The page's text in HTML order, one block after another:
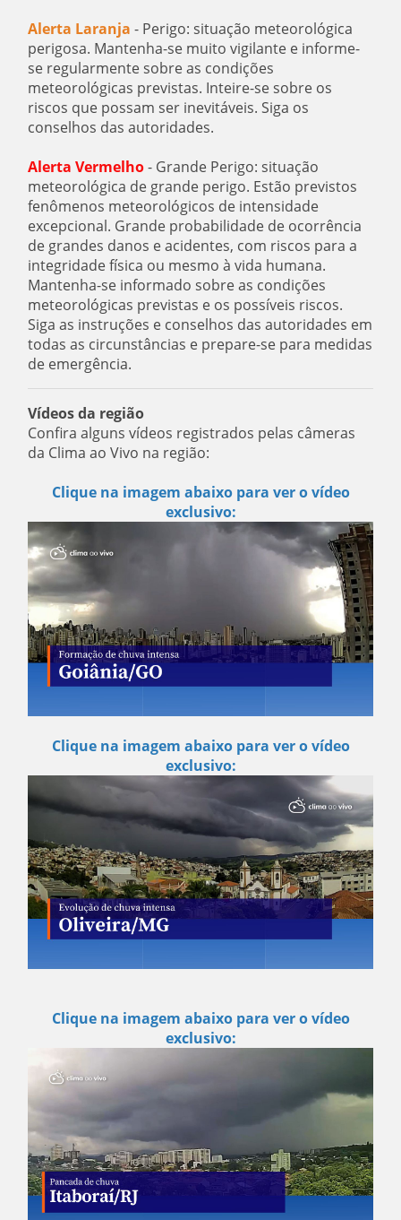
Alerta Laranja - Perigo: situação meteorológica
perigosa. Mantenha-se muito vigilante e informe-
se regularmente sobre as condições
meteorológicas previstas. Inteire-se sobre os
riscos que possam ser inevitáveis. Siga os
conselhos das autoridades.
Alerta Vermelho- Grande Perigo: situação
meteorológica de grande perigo. Estão previstos
fenômenos meteorológicos de intensidade
excepcional. Grande probabilidade de ocorrência
de grandes danos e acidentes, com riscos para a
integridade física ou mesmo à vida humana.
Mantenha-se informado sobre as condições
meteorológicas previstas e os possíveis riscos.
Siga as instruções e conselhos das autoridades em
todas as circunstâncias e prepare-se para medidas
de emergência.
Vídeos da região
Confira alguns vídeos registrados pelas câmeras
da Clima ao Vivo na região:
Clique na imagem abaixo para ver o vídeo
exclusivo:
Clique na imagem abaixo para ver o vídeo
exclusivo:
Clique na imagem abaixo para ver o vídeo
exclusivo: